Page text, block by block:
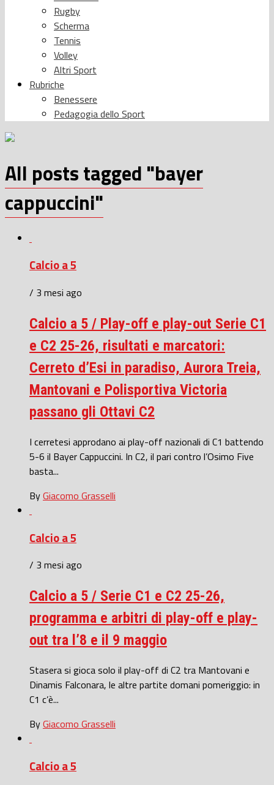
Rugby
Scherma
Tennis
Volley
Altri Sport
Rubriche
Benessere
Pedagogia dello Sport
All posts tagged "bayer
cappuccini"
Calcio a 5
/ 3 mesi ago
Calcio a 5 / Play-off e play-out Serie C1
e C2 25-26, risultati e marcatori:
Cerreto d’Esi in paradiso, Aurora Treia,
Mantovani e Polisportiva Victoria
passano gli Ottavi C2
I cerretesi approdano ai play-off nazionali di C1 battendo
5-6 il Bayer Cappuccini. In C2, il pari contro l’Osimo Five
basta...
ByGiacomo Grasselli
Calcio a 5
/ 3 mesi ago
Calcio a 5 / Serie C1 e C2 25-26,
programma e arbitri di play-off e play-
out tra l’8 e il 9 maggio
Stasera si gioca solo il play-off di C2 tra Mantovani e
Dinamis Falconara, le altre partite domani pomeriggio: in
C1 c’è...
ByGiacomo Grasselli
Calcio a 5